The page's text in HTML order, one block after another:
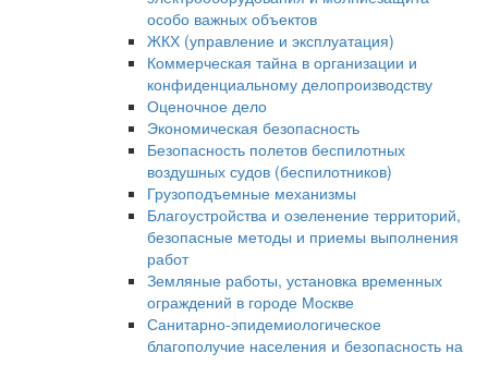
особо важных объектов
ЖКХ (управление и эксплуатация)
Коммерческая тайна в организации и
конфиденциальному делопроизводству
Оценочное дело
Экономическая безопасность
Безопасность полетов беспилотных
воздушных судов (беспилотников)
Грузоподъемные механизмы
Благоустройства и озеленение территорий,
безопасные методы и приемы выполнения
работ
Земляные работы, установка временных
ограждений в городе Москве
Санитарно-эпидемиологическое
благополучие населения и безопасность на